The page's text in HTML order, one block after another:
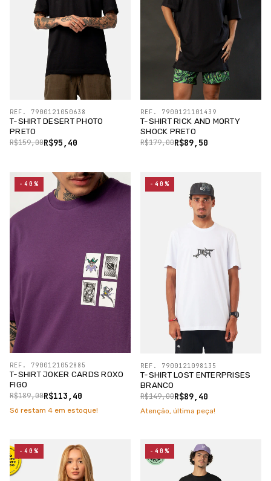
T-SHIRT DESERT PHOTO
PRETO
R$95,40
R$159,00
REF. 7900121050638
T-SHIRT RICK AND MORTY
SHOCK PRETO
R$89,50
R$179,00
REF. 7900121101439
T-SHIRT JOKER CARDS ROXO
FIGO
R$113,40
R$189,00
REF. 7900121052885
-40%
Só restam 4 em estoque!
T-SHIRT LOST ENTERPRISES
BRANCO
R$89,40
R$149,00
REF. 7900121098135
-40%
Atenção, última peça!
-40% -40%